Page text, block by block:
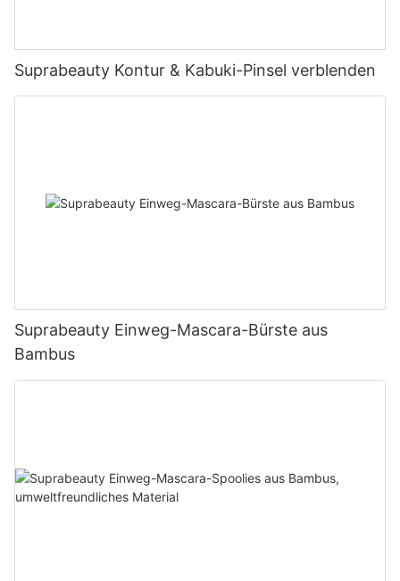
Suprabeauty Kontur & Kabuki-Pinsel verblenden
Suprabeauty Einweg-Mascara-Bürste aus
Bambus